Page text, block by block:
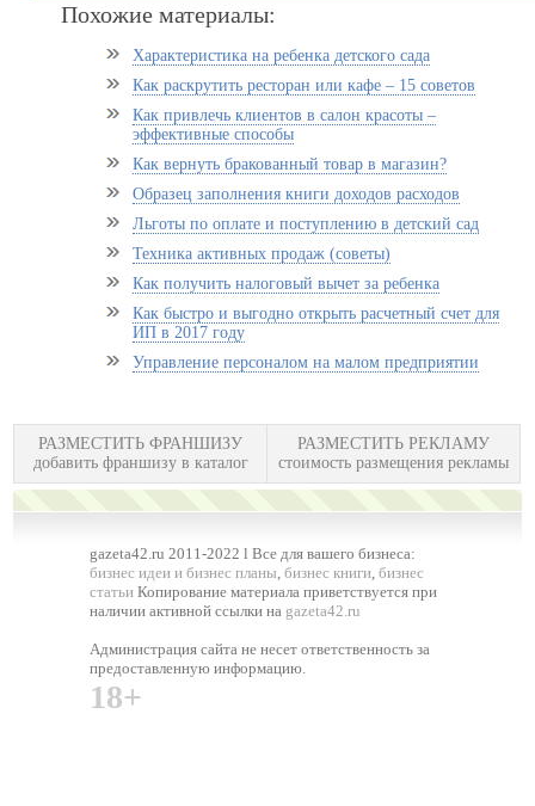
Похожие материалы:
Характеристика на ребенка детского сада
Как раскрутить ресторан или кафе – 15 советов
Как привлечь клиентов в салон красоты –
эффективные способы
Как вернуть бракованный товар в магазин?
Образец заполнения книги доходов расходов
Льготы по оплате и поступлению в детский сад
Техника активных продаж (советы)
Как получить налоговый вычет за ребенка
Как быстро и выгодно открыть расчетный счет для
ИП в 2017 году
Управление персоналом на малом предприятии
РАЗМЕСТИТЬ ФРАНШИЗУ
добавить франшизу в каталог
РАЗМЕСТИТЬ РЕКЛАМУ
стоимость размещения рекламы
gazeta42.ru 2011-2022 l Все для вашего бизнеса:
бизнес идеи и бизнес планы,бизнес книги,бизнес
статьи Копирование материала приветствуется при
наличии активной ссылки на gazeta42.ru
Администрация сайта не несет ответственность за
предоставленную информацию.
18+